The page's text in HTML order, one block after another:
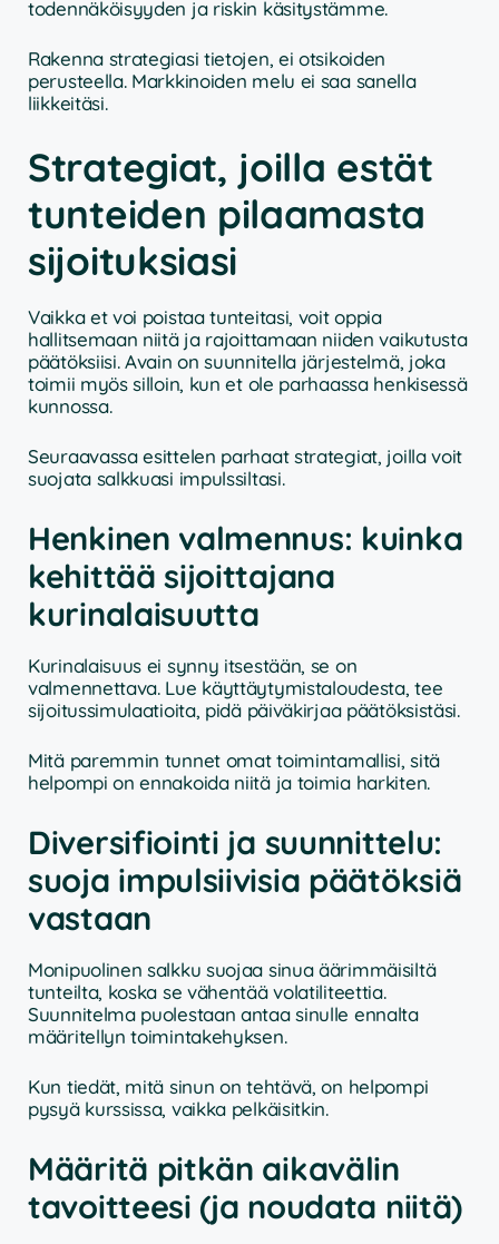
todennäköisyyden ja riskin käsitystämme.
Rakenna strategiasi tietojen, ei otsikoiden
perusteella. Markkinoiden melu ei saa sanella
liikkeitäsi.
Strategiat, joilla estät
tunteiden pilaamasta
sijoituksiasi
Vaikka et voi poistaa tunteitasi, voit oppia
hallitsemaan niitä ja rajoittamaan niiden vaikutusta
päätöksiisi. Avain on suunnitella järjestelmä, joka
toimii myös silloin, kun et ole parhaassa henkisessä
kunnossa.
Seuraavassa esittelen parhaat strategiat, joilla voit
suojata salkkuasi impulssiltasi.
Henkinen valmennus: kuinka
kehittää sijoittajana
kurinalaisuutta
Kurinalaisuus ei synny itsestään, se on
valmennettava. Lue käyttäytymistaloudesta, tee
sijoitussimulaatioita, pidä päiväkirjaa päätöksistäsi.
Mitä paremmin tunnet omat toimintamallisi, sitä
helpompi on ennakoida niitä ja toimia harkiten.
Diversifiointi ja suunnittelu:
suoja impulsiivisia päätöksiä
vastaan
Monipuolinen salkku suojaa sinua äärimmäisiltä
tunteilta, koska se vähentää volatiliteettia.
Suunnitelma puolestaan antaa sinulle ennalta
määritellyn toimintakehyksen.
Kun tiedät, mitä sinun on tehtävä, on helpompi
pysyä kurssissa, vaikka pelkäisitkin.
Määritä pitkän aikavälin
tavoitteesi (ja noudata niitä)